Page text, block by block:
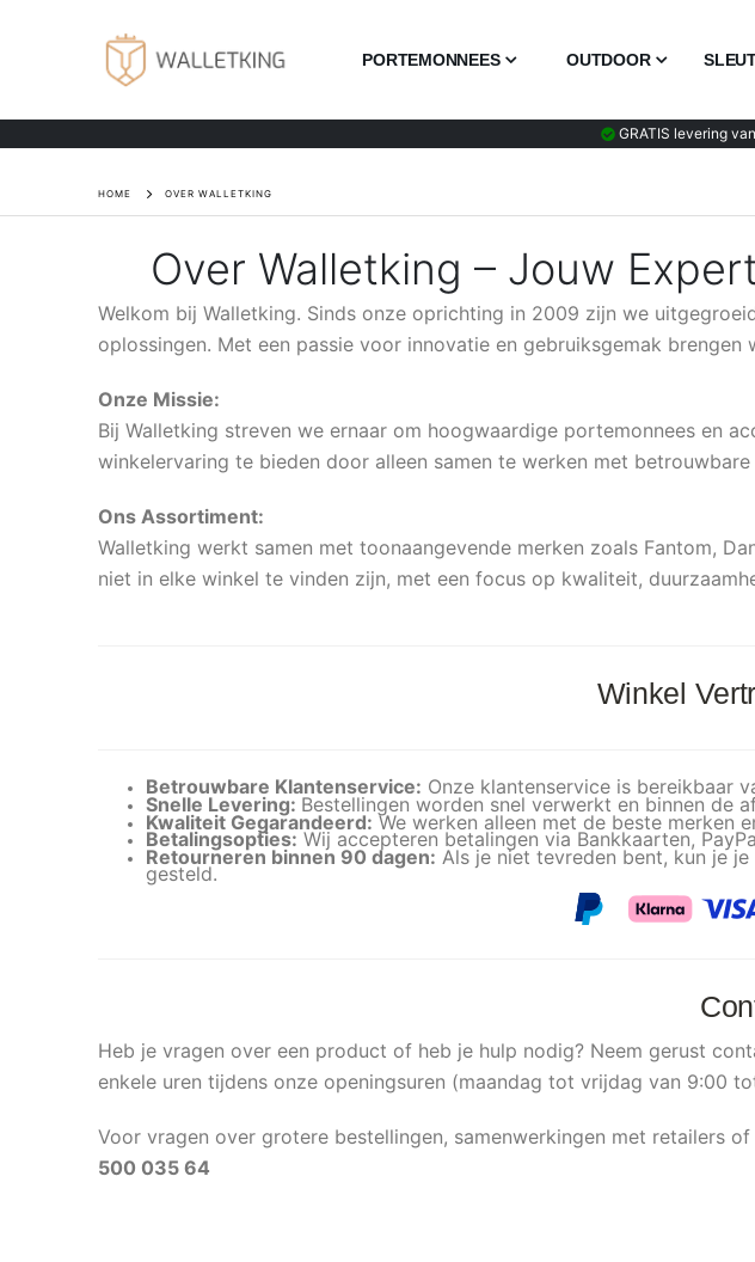
PORTEMONNEES OUTDOOR
GRATIS levering
HOME OVER WALLETKING
Over Walletking – Jouw
Welkom bij Walletking. Sinds onze oprichting in 2009 zijn we
oplossingen. Met een passie voor innovatie en gebruiksgemak
Onze Missie:
Bij Walletking streven we ernaar om hoogwaardige portemonnees en
winkelervaring te bieden door alleen samen te werken met
Ons Assortiment:
Walletking werkt samen met toonaangevende merken zoals Fantom,
niet in elke winkel te vinden zijn, met een focus op kwaliteit,
Winkel
Betrouwbare Klantenservice: Onze klantenservice is bereikbaar
Snelle Levering: Bestellingen worden snel verwerkt en binnen de
Kwaliteit Gegarandeerd: We werken alleen met de beste merken
Betalingsopties: Wij accepteren betalingen via Bankkaarten,
Retourneren binnen 90 dagen: Als je niet tevreden bent, kun je
gesteld.
Heb je vragen over een product of heb je hulp nodig? Neem gerust
enkele uren tijdens onze openingsuren (maandag tot vrijdag van 9:00
Voor vragen over grotere bestellingen, samenwerkingen met retailers
500 035 64